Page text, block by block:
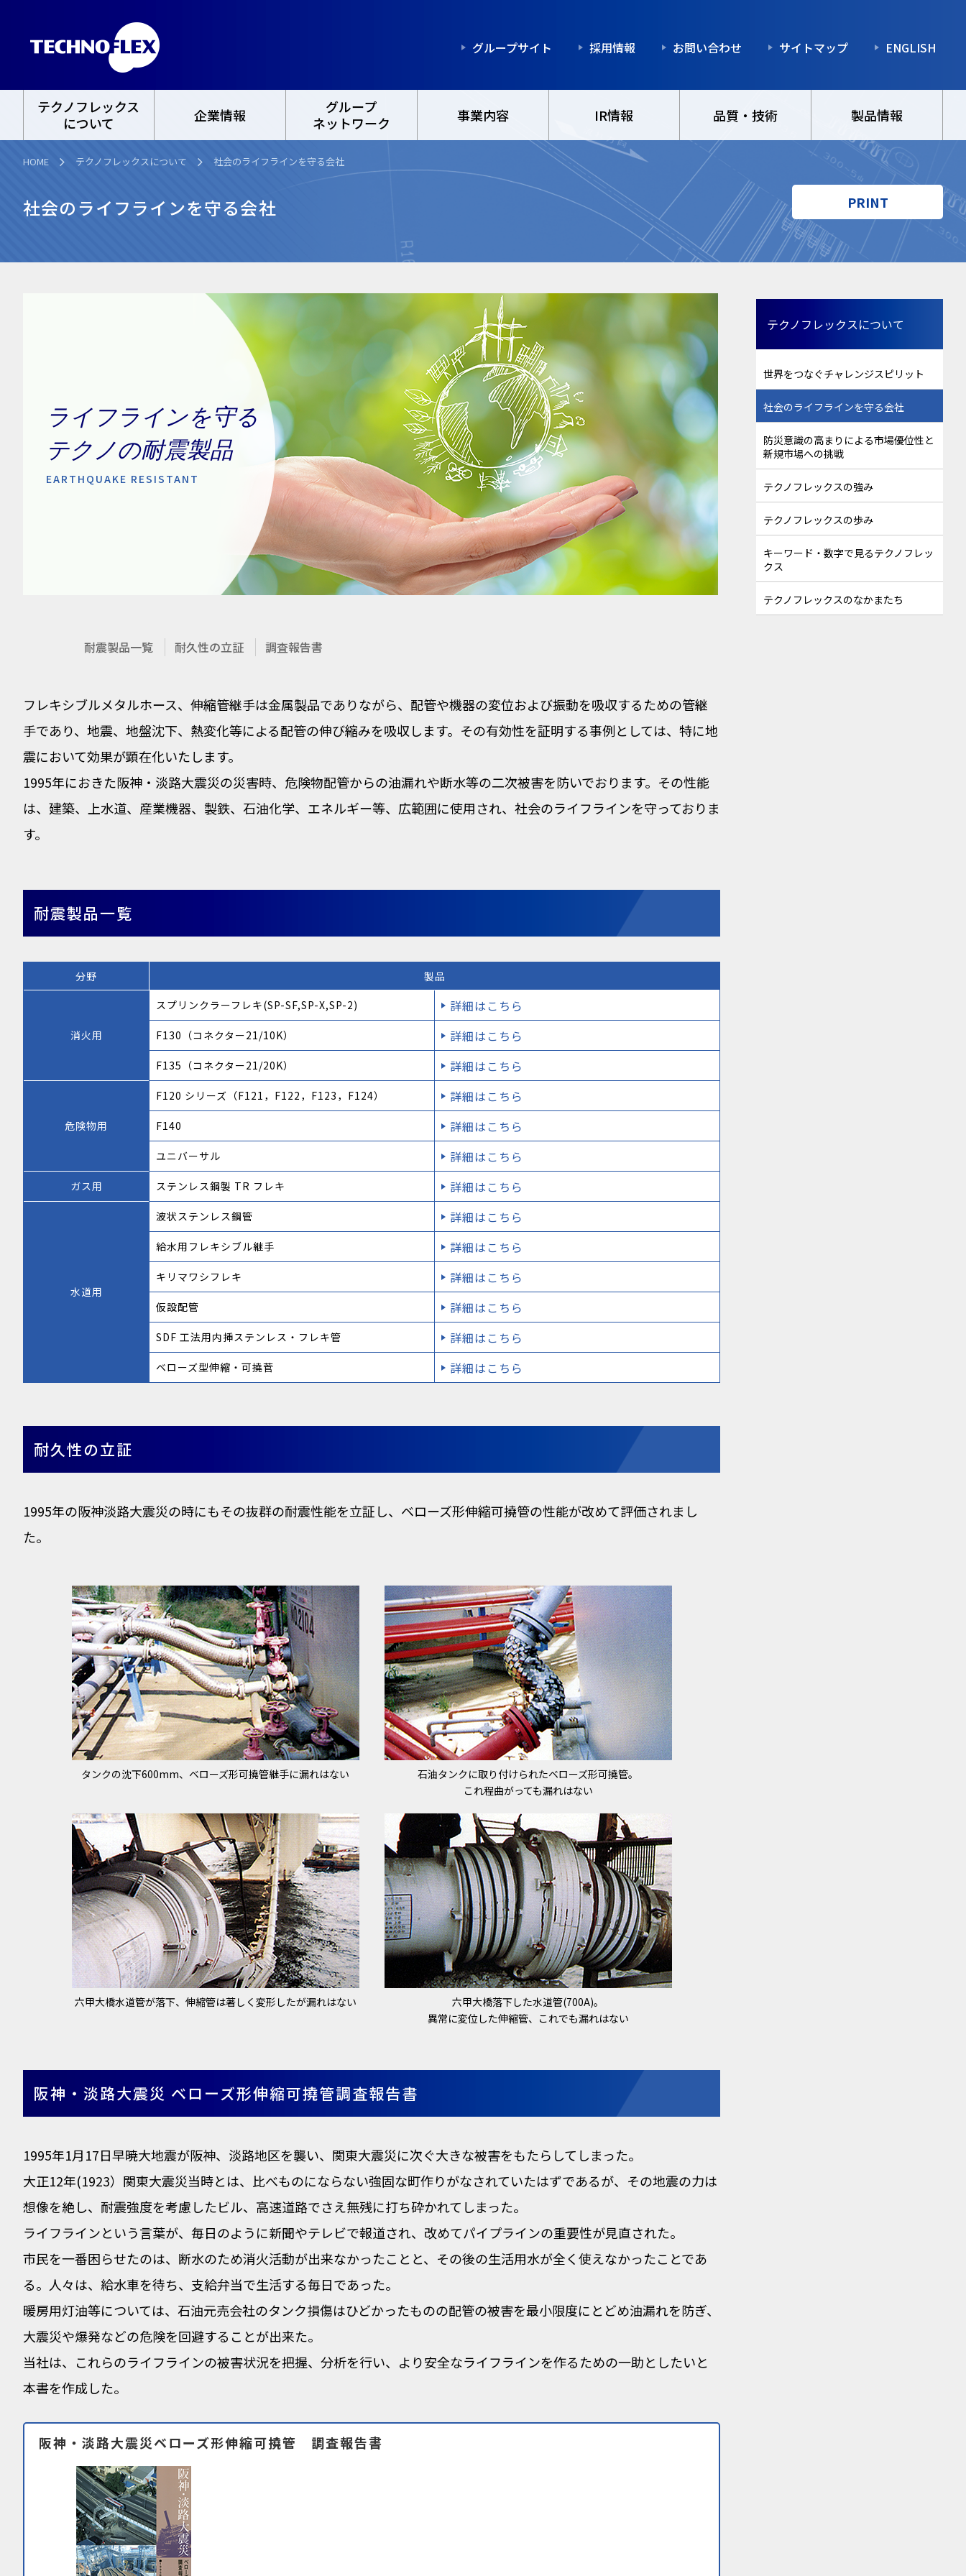
グループサイト 採用情報 お問い合わせ サイトマップ ENGLISH
テクノフレックス
について
企業情報
グループ
ネットワーク
事業内容 IR情報 品質・技術 製品情報
HOME テクノフレックスについて 社会のライフラインを守る会社
社会のライフラインを守る会社 PRINT
ライフラインを守る
テクノの耐震製品
EARTHQUAKE RESISTANT
耐震製品一覧 耐久性の立証 調査報告書
フレキシブルメタルホース、伸縮管継手は金属製品でありながら、配管や機器の変位および振動を吸収するための管継
手であり、地震、地盤沈下、熱変化等による配管の伸び縮みを吸収します。その有効性を証明する事例としては、特に地
震において効果が顕在化いたします。
1995年におきた阪神・淡路大震災の災害時、危険物配管からの油漏れや断水等の二次被害を防いでおります。その性能
は、建築、上水道、産業機器、製鉄、石油化学、エネルギー等、広範囲に使用され、社会のライフラインを守っておりま
す。
耐震製品一覧
分野 製品
消火用
スプリンクラーフレキ(SP-SF,SP-X,SP-2) 詳細はこちら
F130（コネクター21/10K） 詳細はこちら
F135（コネクター21/20K） 詳細はこちら
危険物用
F120 シリーズ（F121，F122，F123，F124） 詳細はこちら
F140 詳細はこちら
ユニバーサル 詳細はこちら
ガス用 ステンレス鋼製 TR フレキ 詳細はこちら
水道用
波状ステンレス鋼管 詳細はこちら
給水用フレキシブル継手 詳細はこちら
キリマワシフレキ 詳細はこちら
仮設配管 詳細はこちら
SDF 工法用内挿ステンレス・フレキ管 詳細はこちら
ベローズ型伸縮・可撓菅 詳細はこちら
耐久性の立証
1995年の阪神淡路大震災の時にもその抜群の耐震性能を立証し、ベローズ形伸縮可撓管の性能が改めて評価されまし
た。
タンクの沈下600mm、 ベローズ形可撓管継手に漏れはない
石油タンクに取り付けられたベローズ形可撓管。
これ程曲がっても漏れはない
六甲大橋水道管が落下、 伸縮管は著しく変形したが漏れはない
六甲大橋落下した水道管(700A)。
異常に変位した伸縮管、これでも漏れはない
阪神・淡路大震災 ベローズ形伸縮可撓管調査報告書
1995年1月17日早暁大地震が阪神、淡路地区を襲い、関東大震災に次ぐ大きな被害をもたらしてしまった。
大正12年(1923）関東大震災当時とは、比べものにならない強固な町作りがなされていたはずであるが、その地震の力は
想像を絶し、耐震強度を考慮したビル、高速道路でさえ無残に打ち砕かれてしまった。
ライフラインという言葉が、毎日のように新聞やテレビで報道され、改めてパイプラインの重要性が見直された。
市民を一番困らせたのは、断水のため消火活動が出来なかったことと、その後の生活用水が全く使えなかったことであ
る。人々は、給水車を待ち、支給弁当で生活する毎日であった。
暖房用灯油等については、石油元売会社のタンク損傷はひどかったものの配管の被害を最小限度にとどめ油漏れを防ぎ、
大震災や爆発などの危険を回避することが出来た。
当社は、これらのライフラインの被害状況を把握、分析を行い、より安全なライフラインを作るための一助としたいと
本書を作成した。
阪神・淡路大震災ベローズ形伸縮可撓管 調査報告書
テクノフレックスについて
世界をつなぐチャレンジスピリット
社会のライフラインを守る会社
防災意識の高まりによる市場優位性と
新規市場への挑戦
テクノフレックスの強み
テクノフレックスの歩み
キーワード・数字で見るテクノフレッ
クス
テクノフレックスのなかまたち